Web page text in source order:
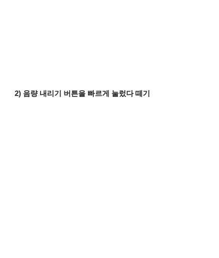
2) 음량 내리기 버튼을 빠르게 눌렀다 떼기